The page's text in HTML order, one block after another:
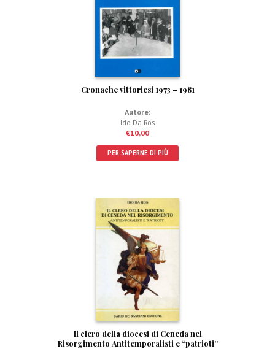
Cronache vittoriesi 1973 – 1981
Autore:
Ido Da Ros
€10,00
PER SAPERNE DI PIÙ
Il clero della diocesi di Ceneda nel
Risorgimento Antitemporalisti e “patrioti”